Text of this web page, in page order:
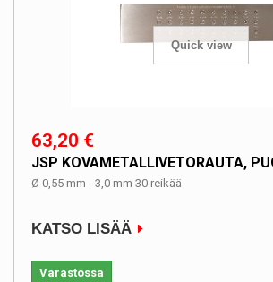
Quick view
63,20 €
JSP KOVAMETALLIVETORAUTA,
Ø 0,55 mm - 3,0 mm 30 reikää
KATSO LISÄÄ
Varastossa